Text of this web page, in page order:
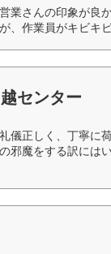
業さんの印象が良
、作業員がキビキ
センター
儀正しく、丁寧に
邪魔をする訳には